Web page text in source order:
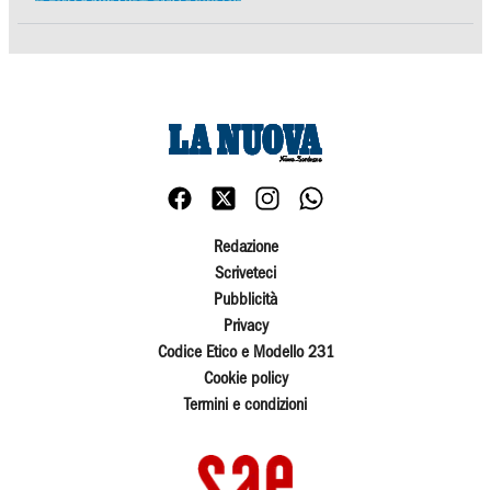
Redazione
Scriveteci
Pubblicità
Privacy
Codice Etico e Modello 231
Cookie policy
Termini e condizioni